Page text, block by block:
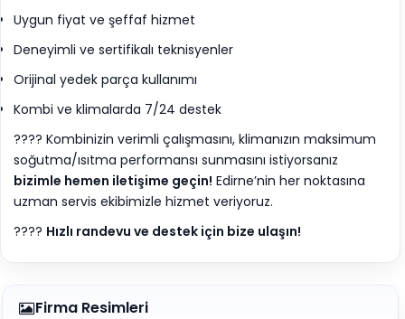
Uygun fiyat ve şeffaf hizmet
Deneyimli ve sertifikalı teknisyenler
Orijinal yedek parça kullanımı
Kombi ve klimalarda 7/24 destek
???? Kombinizin verimli çalışmasını, klimanızın maksimum
soğutma/ısıtma performansı sunmasını istiyorsanız
bizimle hemen iletişime geçin! Edirne’nin her noktasına
uzman servis ekibimizle hizmet veriyoruz.
???? Hızlı randevu ve destek için bize ulaşın!
Firma Resimleri